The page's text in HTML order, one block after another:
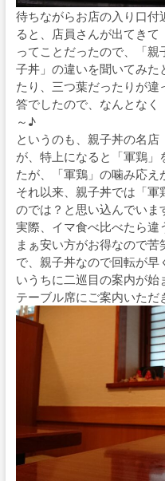
待ちながらお店の入り口付
ると、店員さんが出てきて
ってことだったので、「
子丼」の違いを聞いてみた
たり、三つ葉だったりが違
答でしたので、なんとな
～♪
というのも、親子丼の名
が、特上になると「軍鶏」
たが、「軍鶏」の噛み応え
それ以来、親子丼では「
のでは？と思い込んでいま
実際、イマ食べ比べたら違
まぁ安い方がお得なので苦
で、親子丼なので回転が
いうちに二巡目の案内が
テーブル席にご案内いただ